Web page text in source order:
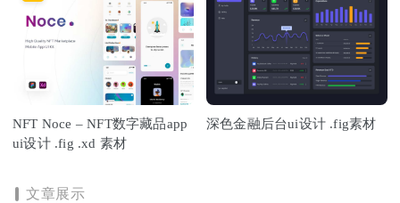
NFT Noce – NFT数字藏品app
ui设计 .fig .xd 素材
深色金融后台ui设计 .fig素材
文章展示